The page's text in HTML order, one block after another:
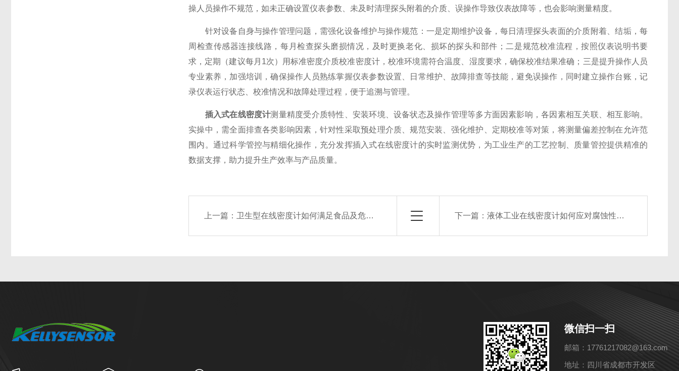
操人员操作不规范，如未正确设置仪表参数、未及时清理探头附着的介质、误操作导致仪表故障等，也会影响测量精度。
针对设备自身与操作管理问题，需强化设备维护与操作规范：一是定期维护设备，每日清理探头表面的介质附着、结垢，每
周检查传感器连接线路，每月检查探头磨损情况，及时更换老化、损坏的探头和部件；二是规范校准流程，按照仪表说明书要
求，定期（建议每月1次）用标准密度介质校准密度计，校准环境需符合温度、湿度要求，确保校准结果准确；三是提升操作人员
专业素养，加强培训，确保操作人员熟练掌握仪表参数设置、日常维护、故障排查等技能，避免误操作，同时建立操作台账，记
录仪表运行状态、校准情况和故障处理过程，便于追溯与管理。
插入式在线密度计测量精度受介质特性、安装环境、设备状态及操作管理等多方面因素影响，各因素相互关联、相互影响。
实操中，需全面排查各类影响因素，针对性采取预处理介质、规范安装、强化维护、定期校准等对策，将测量偏差控制在允许范
围内。通过科学管控与精细化操作，充分发挥插入式在线密度计的实时监测优势，为工业生产的工艺控制、质量管控提供精准的
数据支撑，助力提升生产效率与产品质量。
上一篇： 卫生型在线密度计如何满足食品及危险现场的安装要求 下一篇： 液体工业在线密度计如何应对腐蚀性、高温、高粘度介质
微信扫一扫
邮箱：17761217082@163.com
地址：四川省成都市开发区